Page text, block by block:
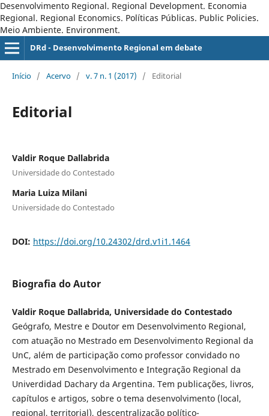
Desenvolvimento Regional. Regional Development. Economia
Regional. Regional Economics. Políticas Públicas. Public Policies.
Meio Ambiente. Environment.
DRd - Desenvolvimento Regional em debate
Início / Acervo / v. 7 n. 1 (2017) / Editorial
Editorial
Valdir Roque Dallabrida
Universidade do Contestado
Maria Luiza Milani
Universidade do Contestado
DOI: https://doi.org/10.24302/drd.v1i1.1464
Biografia do Autor
Valdir Roque Dallabrida, Universidade do Contestado
Geógrafo, Mestre e Doutor em Desenvolvimento Regional,
com atuação no Mestrado em Desenvolvimento Regional da
UnC, além de participação como professor convidado no
Mestrado em Desenvolvimento e Integração Regional da
Univerdidad Dachary da Argentina. Tem publicações, livros,
capítulos e artigos, sobre o tema desenvolvimento (local,
regional, territorial), descentralização político-